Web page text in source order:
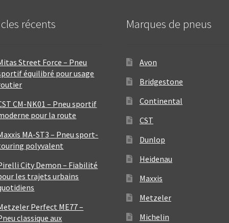
récents
Street Force – Pneu
équilibré pour usage
CM-NK01 – Pneu sportif
pour la route
MA-ST3 – Pneu sport-
polyvalent
City Demon – Fiabilité
les trajets urbains
Perfect ME77 –
classique aux
Marques de pneus
Avon
Bridgestone
Continental
CST
Dunlop
Heidenau
Maxxis
Metzeler
Michelin